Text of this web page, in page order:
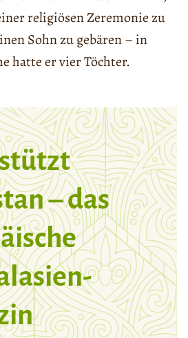
religiösen Zeremonie zu
Sohn zu gebären – in
hatte er vier Töchter.
– das